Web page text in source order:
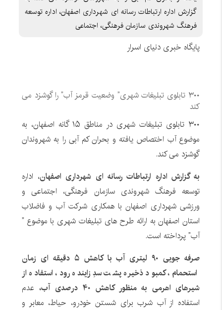
گزارش اداره ارتباطات رسانه ای شهرداری اصفهان، اداره توسعه
فرهنگ شهروندی سازمان فرهنگی، اجتماعی
پایگاه خبری دنیای اسرار
۳۰۰ تابلوی تبلیغات شهری” وضعیت قرمز آب” را گوشزد می
کند
۳۰۰ تابلوی تبلیغات شهری در مناطق ۱۵ گانه اصفهان، به
موضوع آب اختصاص یافته و بحران کم آبی را به شهروندان
گوشزد می کند.
به گزارش اداره ارتباطات رسانه ای شهرداری اصفهان، اداره
توسعه فرهنگ شهروندی سازمان فرهنگی، اجتماعی و
ورزشی شهرداری اصفهان با همکاری شرکت آب و فاضلاب
استان اصفهان به ارائه طرح های تبلیغات شهری با موضوع ”
آب” پرداخته است.
صرفه جویی ۹۰ لیتری آب با کاهش ۵ دقیقه ای زمان
استحمام، کمبود ذخیره پشت سدِ زاینده رود، استفاده از
شیرهای اهرمی به منظور کاهش ۴۰ درصدی آب،
عدم
استفاده از آب شرب برای شستن خودرو، حیاط، معابر و